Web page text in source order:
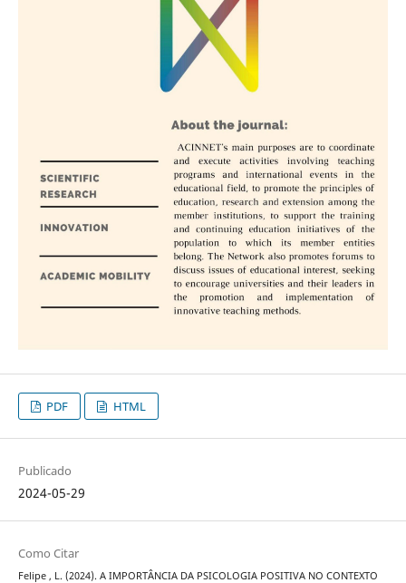
PDF HTML
Publicado
2024-05-29
Como Citar
Felipe , L. (2024). A IMPORTÂNCIA DA PSICOLOGIA POSITIVA NO CONTEXTO